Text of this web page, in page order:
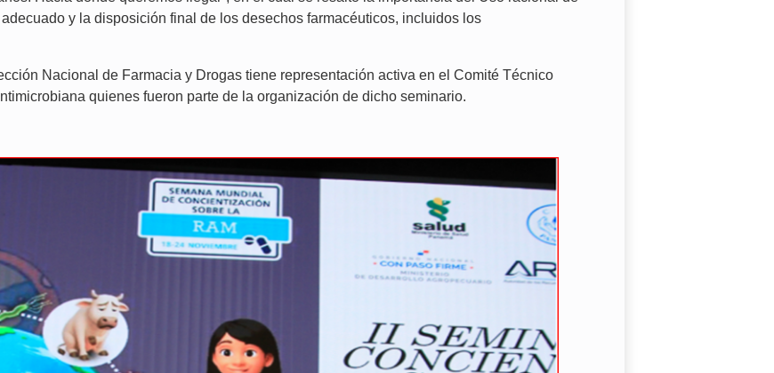
y la disposición final de los desechos farmacéuticos, incluidos los
Nacional de Farmacia y Drogas tiene representación activa en el Comité Técnico
quienes fueron parte de la organización de dicho seminario.